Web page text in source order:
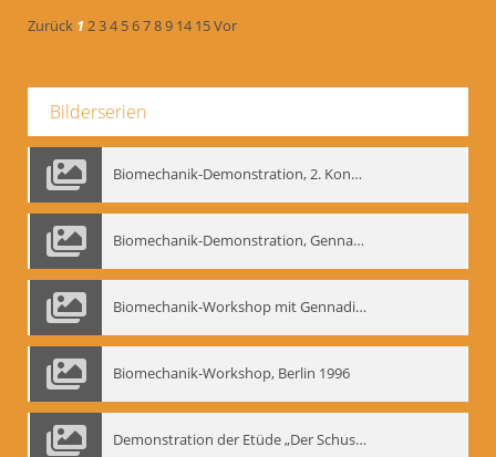
Zurück 1234 56789 14 15Vor
Bilderserien
Biomechanik-Demonstration, 2. Kongress der EMF, Mai 1995
Biomechanik-Demonstration, Gennadij Bogdanow im Berliner Ensemble, 04.10.1991
Biomechanik-Workshop mit Gennadij Nikolajewitsch Bogdanow im Mime Centrum Berlin, 1991
Biomechanik-Workshop, Berlin 1996
Demonstration der Etüde „Der Schuss mit dem Bogen“ durch Gennadij Nikolajewitsch Bogdanow, Berlin 1991